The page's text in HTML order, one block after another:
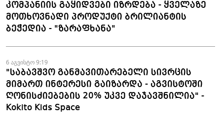
კომპანიის გაყიდვები იზრდება - ყველაზე
მოთხოვნადი პროდუქტი ბრილიანტის
ბეჭედია - "ზარაფხანა"
6 აგვისტო 9:19
"საბავშვო განმავითარებელი სივრცის
მიმართ ინტერესი გაიზარდა - აგვისტოში
ღონისძიებების 20% უკვე დაჯავშნილია" -
Kokito Kids Space